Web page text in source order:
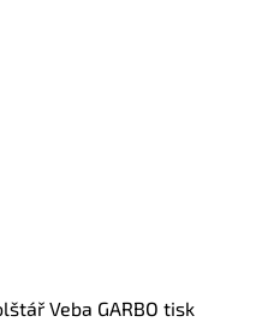
Veba GARBO tisk